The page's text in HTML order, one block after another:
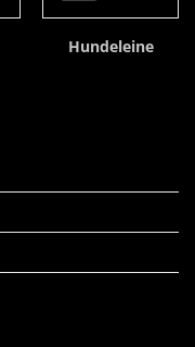
Hundeleine